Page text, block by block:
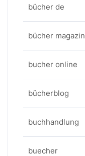
bücher de
bücher magazin
bucher online
bücherblog
buchhandlung
buecher